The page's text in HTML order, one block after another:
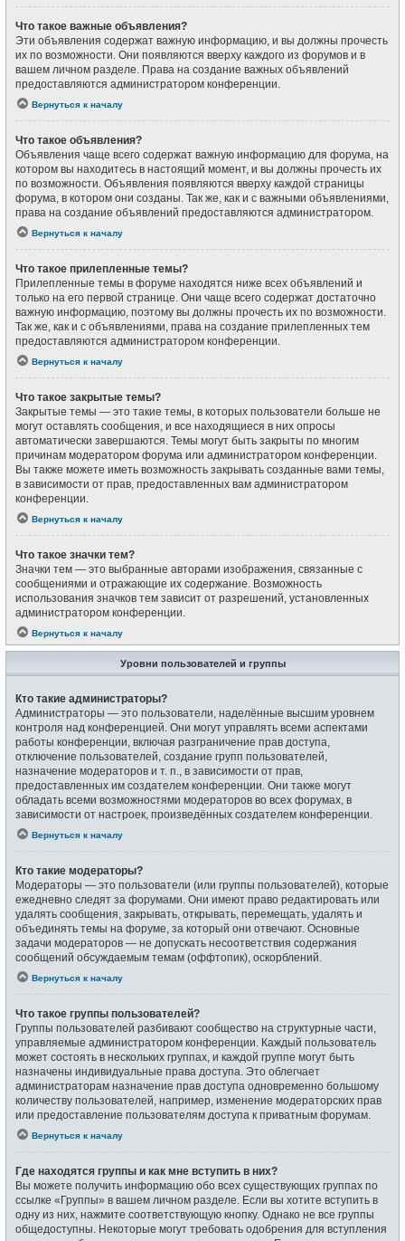
Что такое важные объявления?
Эти объявления содержат важную информацию, и вы должны прочесть
их по возможности. Они появляются вверху каждого из форумов и в
вашем личном разделе. Права на создание важных объявлений
предоставляются администратором конференции.
Вернуться к началу
Что такое объявления?
Объявления чаще всего содержат важную информацию для форума, на
котором вы находитесь в настоящий момент, и вы должны прочесть их
по возможности. Объявления появляются вверху каждой страницы
форума, в котором они созданы. Так же, как и с важными объявлениями,
права на создание объявлений предоставляются администратором.
Вернуться к началу
Что такое прилепленные темы?
Прилепленные темы в форуме находятся ниже всех объявлений и
только на его первой странице. Они чаще всего содержат достаточно
важную информацию, поэтому вы должны прочесть их по возможности.
Так же, как и с объявлениями, права на создание прилепленных тем
предоставляются администратором конференции.
Вернуться к началу
Что такое закрытые темы?
Закрытые темы — это такие темы, в которых пользователи больше не
могут оставлять сообщения, и все находящиеся в них опросы
автоматически завершаются. Темы могут быть закрыты по многим
причинам модератором форума или администратором конференции.
Вы также можете иметь возможность закрывать созданные вами темы,
в зависимости от прав, предоставленных вам администратором
конференции.
Вернуться к началу
Что такое значки тем?
Значки тем — это выбранные авторами изображения, связанные с
сообщениями и отражающие их содержание. Возможность
использования значков тем зависит от разрешений, установленных
администратором конференции.
Вернуться к началу
Уровни пользователей и группы
Кто такие администраторы?
Администраторы — это пользователи, наделённые высшим уровнем
контроля над конференцией. Они могут управлять всеми аспектами
работы конференции, включая разграничение прав доступа,
отключение пользователей, создание групп пользователей,
назначение модераторов и т. п., в зависимости от прав,
предоставленных им создателем конференции. Они также могут
обладать всеми возможностями модераторов во всех форумах, в
зависимости от настроек, произведённых создателем конференции.
Вернуться к началу
Кто такие модераторы?
Модераторы — это пользователи (или группы пользователей), которые
ежедневно следят за форумами. Они имеют право редактировать или
удалять сообщения, закрывать, открывать, перемещать, удалять и
объединять темы на форуме, за который они отвечают. Основные
задачи модераторов — не допускать несоответствия содержания
сообщений обсуждаемым темам (оффтопик), оскорблений.
Вернуться к началу
Что такое группы пользователей?
Группы пользователей разбивают сообщество на структурные части,
управляемые администратором конференции. Каждый пользователь
может состоять в нескольких группах, и каждой группе могут быть
назначены индивидуальные права доступа. Это облегчает
администраторам назначение прав доступа одновременно большому
количеству пользователей, например, изменение модераторских прав
или предоставление пользователям доступа к приватным форумам.
Вернуться к началу
Где находятся группы и как мне вступить в них?
Вы можете получить информацию обо всех существующих группах по
ссылке «Группы» в вашем личном разделе. Если вы хотите вступить в
одну из них, нажмите соответствующую кнопку. Однако не все группы
общедоступны. Некоторые могут требовать одобрения для вступления